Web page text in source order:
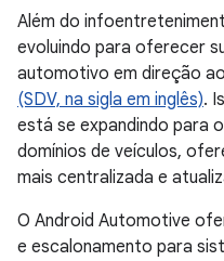
Além do
evoluindo para oferecer
automotivo em direção ao
(SDV, na sigla em inglês).
está se expandindo para
domínios de veículos,
mais centralizada e
O Android Automotive
e escalonamento para